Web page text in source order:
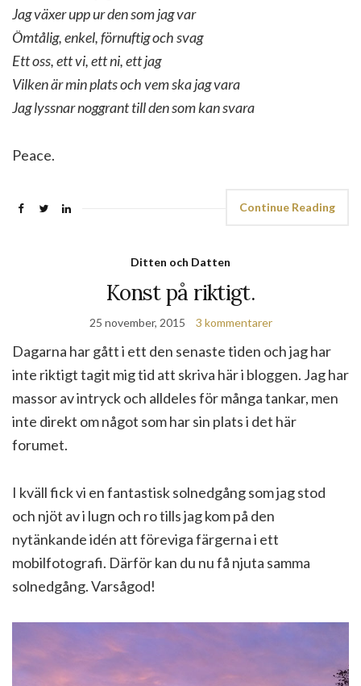
Jag växer upp ur den som jag var
Ömtålig, enkel, förnuftig och svag
Ett oss, ett vi, ett ni, ett jag
Vilken är min plats och vem ska jag vara
Jag lyssnar noggrant till den som kan svara
Peace.
Continue Reading
Ditten och Datten
Konst på riktigt.
25 november, 2015 3 kommentarer
Dagarna har gått i ett den senaste tiden och jag har
inte riktigt tagit mig tid att skriva här i bloggen. Jag har
massor av intryck och alldeles för många tankar, men
inte direkt om något som har sin plats i det här
forumet.
I kväll fick vi en fantastisk solnedgång som jag stod
och njöt av i lugn och ro tills jag kom på den
nytänkande idén att föreviga färgerna i ett
mobilfotografi. Därför kan du nu få njuta samma
solnedgång. Varsågod!